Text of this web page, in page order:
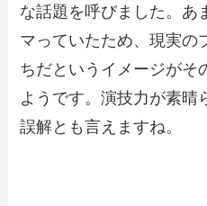
な話題を呼びました。あ
マっていたため、現実の
ちだというイメージがそ
ようです。演技力が素晴
誤解とも言えますね。